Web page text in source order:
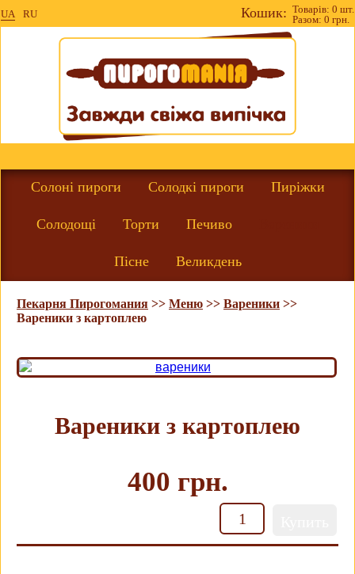
UA RU Кошик: Товарів: 0 шт.
Разом: 0 грн.
Солоні пироги Солодкі пироги Пиріжки
Солодощі Торти Печиво
Пісне Великдень
Пекарня Пирогомания >> Меню >> Вареники >>
Вареники з картоплею
Вареники з картоплею
400 грн.
Кількість